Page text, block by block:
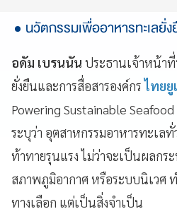
นวัตกรรมเพื่ออาหารทะเลยั่
อดัม เบรนนัน ประธานเจ้าหน้า
ยั่งยืนและการสื่อสารองค์กรไทยยู
Powering Sustainable
ระบุว่า อุตสาหกรรมอาหารทะเล
ท้าทายรุนแรง ไม่ว่าจะเป็นผลกร
สภาพภูมิอากาศ หรือระบบนิเวศ
ทางเลือก แต่เป็นสิ่งจำเป็น